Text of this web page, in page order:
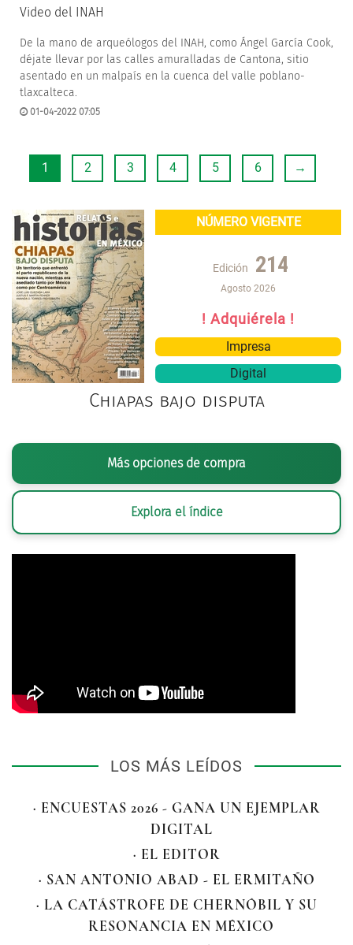
Video del INAH
De la mano de arqueólogos del INAH, como Ángel García Cook,
déjate llevar por las calles amuralladas de Cantona, sitio
asentado en un malpaís en la cuenca del valle poblano-
tlaxcalteca.
01-04-2022 07:05
1 2 3 4 5 6 →
NÚMERO VIGENTE
Edición 214
Agosto 2026
! Adquiérela !
Impresa
Digital
Chiapas bajo disputa
Más opciones de compra
Explora el índice
LOS MÁS LEÍDOS
· ENCUESTAS 2026 - GANA UN EJEMPLAR
DIGITAL
· EL EDITOR
· SAN ANTONIO ABAD - EL ERMITAÑO
· LA CATÁSTROFE DE CHERNÓBIL Y SU
RESONANCIA EN MÉXICO